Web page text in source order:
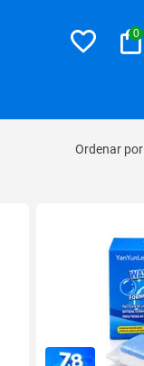
0
Ordenar por